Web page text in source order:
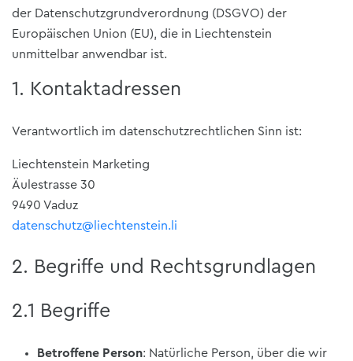
der Datenschutzgrundverordnung (DSGVO) der
Europäischen Union (EU), die in Liechtenstein
unmittelbar anwendbar ist.
1. Kontaktadressen
Verantwortlich im datenschutzrechtlichen Sinn ist:
Liechtenstein Marketing
Äulestrasse 30
9490 Vaduz
datenschutz@liechtenstein.li
2. Begriffe und Rechtsgrundlagen
2.1 Begriffe
Betroffene Person: Natürliche Person, über die wir